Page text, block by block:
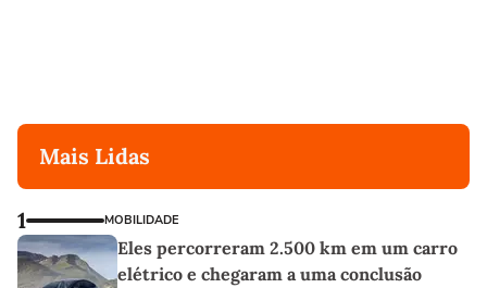
Mais Lidas
1 MOBILIDADE
Eles percorreram 2.500 km em um carro
elétrico e chegaram a uma conclusão